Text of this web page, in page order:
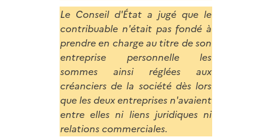
Le Conseil d'État a jugé que le
contribuable n'était pas fondé à
prendre en charge au titre de son
entreprise personnelle les
sommes ainsi réglées aux
créanciers de la société dès lors
que les deux entreprises n'avaient
entre elles ni liens juridiques ni
relations commerciales.